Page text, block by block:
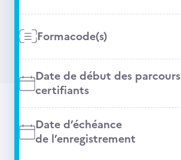
Formacode(s)
Date de début des parcours
certifiants
Date d’échéance
de l’enregistrement